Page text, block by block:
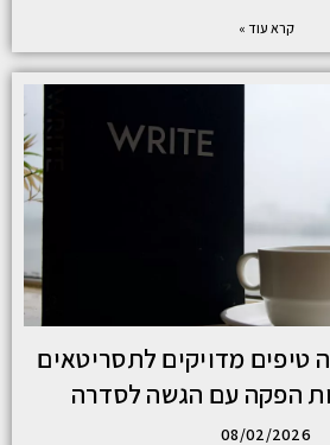
קרא עוד »
טיפים מדויקים לתסריטאים
הפקה עם הגשה לסדרה
08/02/2026